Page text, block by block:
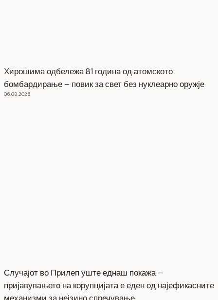
Хирошима одбележа 81 година од атомското
бомбардирање – повик за свет без нуклеарно оружје
06.08.2026
Случајот во Прилеп уште еднаш покажа –
пријавувањето на корупцијата е еден од најефикасните